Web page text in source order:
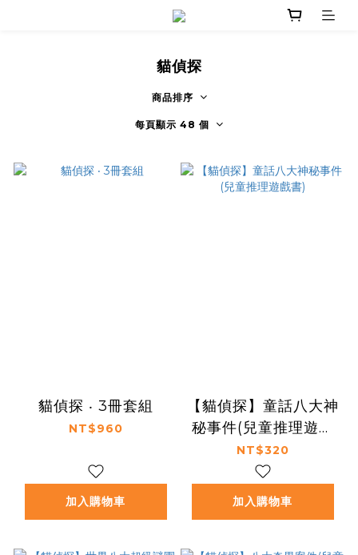
貓偵探
商品排序
每頁顯示 48 個
貓偵探 ‧ 3冊套組
NT$960
加入購物車
【貓偵探】童話八大神
秘事件(兒童推理遊戲
書)
NT$320
加入購物車